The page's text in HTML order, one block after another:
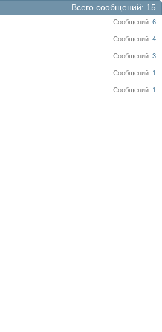
Всего сообщений 15
Сообщений 6
Сообщений 4
Сообщений 3
Сообщений 1
Сообщений 1